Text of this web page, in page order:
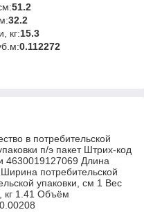
51.2
32.2
кг:15.3
0.112272
в потребительской
п/э пакет Штрих-код
4630019127069 Длина
потребительской
упаковки, см 1 Вес
кг 1.41 Объём